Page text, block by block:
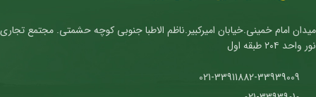
میدان امام خمینی.خیابان امیرکبیر.ناظم الاطبا جنوبی کوچه حشمتی. مجتمع تجاری
نور واحد ۲۰۴ طبقه اول